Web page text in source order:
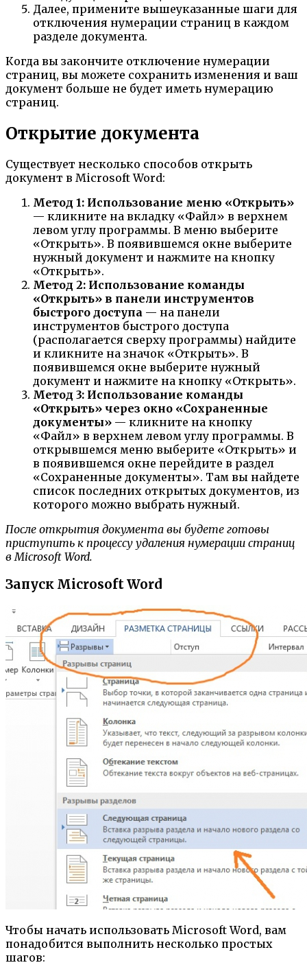
Далее, примените вышеуказанные шаги для
отключения нумерации страниц в каждом
разделе документа.
Когда вы закончите отключение нумерации
страниц, вы можете сохранить изменения и ваш
документ больше не будет иметь нумерацию
страниц.
Открытие документа
Существует несколько способов открыть
документ в Microsoft Word:
Метод 1: Использование меню «Открыть»
— кликните на вкладку «Файл» в верхнем
левом углу программы. В меню выберите
«Открыть». В появившемся окне выберите
нужный документ и нажмите на кнопку
«Открыть».
Метод 2: Использование команды
«Открыть» в панели инструментов
быстрого доступа — на панели
инструментов быстрого доступа
(располагается сверху программы) найдите
и кликните на значок «Открыть». В
появившемся окне выберите нужный
документ и нажмите на кнопку «Открыть».
Метод 3: Использование команды
«Открыть» через окно «Сохраненные
документы» — кликните на кнопку
«Файл» в верхнем левом углу программы. В
открывшемся меню выберите «Открыть» и
в появившемся окне перейдите в раздел
«Сохраненные документы». Там вы найдете
список последних открытых документов, из
которого можно выбрать нужный.
После открытия документа вы будете готовы
приступить к процессу удаления нумерации страниц
в Microsoft Word.
Запуск Microsoft Word
Чтобы начать использовать Microsoft Word, вам
понадобится выполнить несколько простых
шагов: